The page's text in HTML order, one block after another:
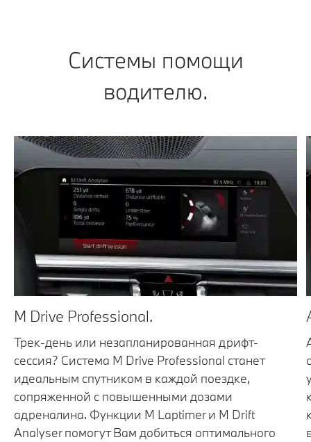
Системы помощи
водителю.
M Drive Professional.
Трек-день или незапланированная дрифт-
сессия? Система M Drive Professional станет
идеальным спутником в каждой поездке,
сопряженной с повышенными дозами
адреналина. Функции M Laptimer и M Drift
Analyser помогут Вам добиться оптимального